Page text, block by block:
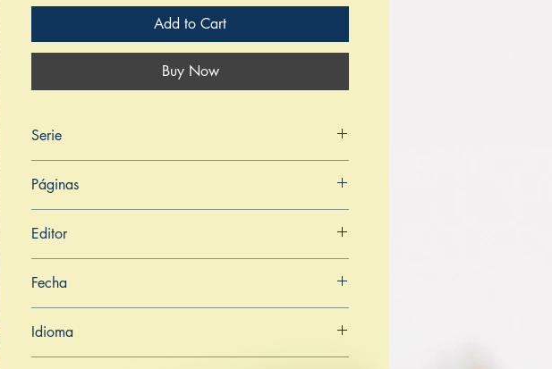
Add to Cart
Buy Now
Serie
Páginas
Editor
Fecha
Idioma